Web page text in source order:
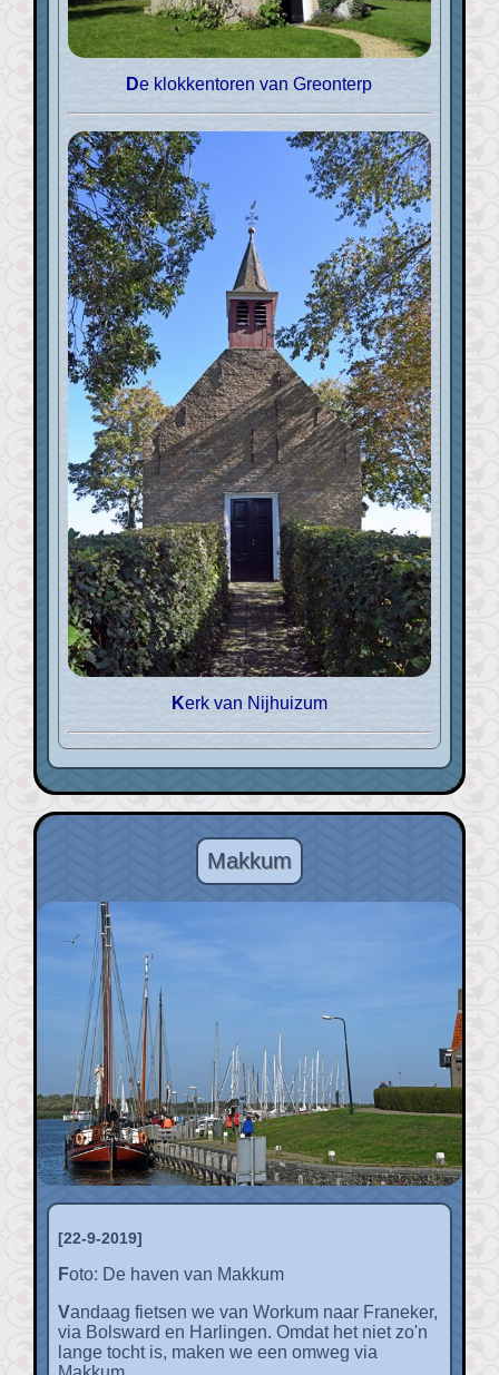
De klokkentoren van Greonterp
Kerk van Nijhuizum
Makkum
[22-9-2019]
Foto: De haven van Makkum
Vandaag fietsen we van Workum naar Franeker,
via Bolsward en Harlingen. Omdat het niet zo'n
lange tocht is, maken we een omweg via